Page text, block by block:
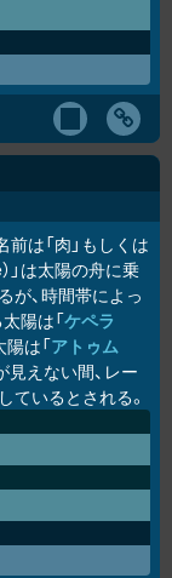
は「肉」もしくは
）」は太陽の舟に乗
が、時間帯によっ
陽は「ケペラ
陽は「アトゥム
見えない間、レー
ているとされる。